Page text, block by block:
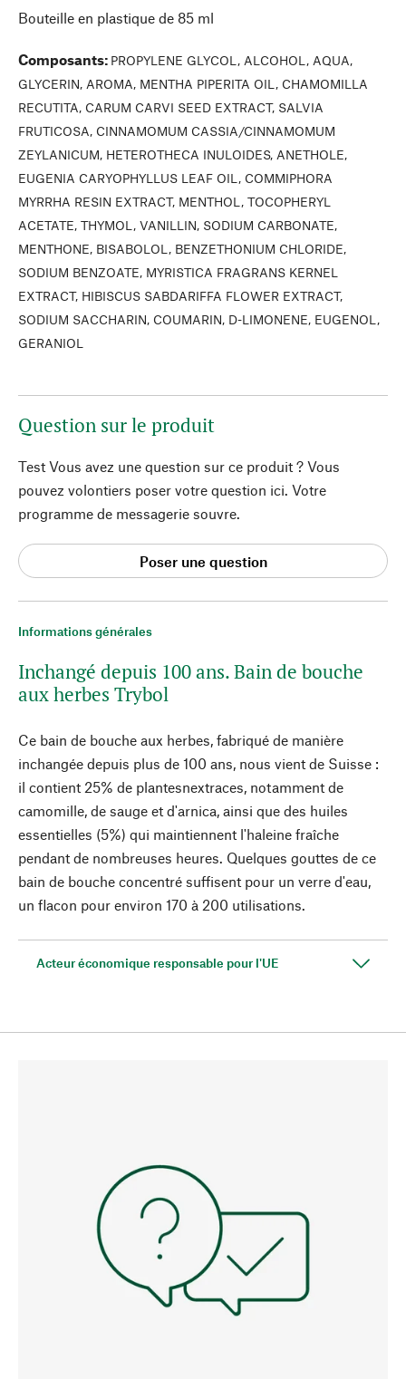
Informations générales
Inchangé depuis 100 ans. Bain de bouche
aux herbes Trybol
Ce bain de bouche aux herbes, fabriqué de manière
inchangée depuis plus de 100 ans, nous vient de Suisse :
il contient 25% de plantesnextraces, notamment de
camomille, de sauge et d'arnica, ainsi que des huiles
essentielles (5%) qui maintiennent l'haleine fraîche
pendant de nombreuses heures. Quelques gouttes de ce
bain de bouche concentré suffisent pour un verre d'eau,
un flacon pour environ 170 à 200 utilisations.
Acteur économique responsable pour l'UE
Bouteille en plastique de 85 ml
Composants: PROPYLENE GLYCOL, ALCOHOL, AQUA,
GLYCERIN, AROMA, MENTHA PIPERITA OIL, CHAMOMILLA
RECUTITA, CARUM CARVI SEED EXTRACT, SALVIA
FRUTICOSA, CINNAMOMUM CASSIA/CINNAMOMUM
ZEYLANICUM, HETEROTHECA INULOIDES, ANETHOLE,
EUGENIA CARYOPHYLLUS LEAF OIL, COMMIPHORA
MYRRHA RESIN EXTRACT, MENTHOL, TOCOPHERYL
ACETATE, THYMOL, VANILLIN, SODIUM CARBONATE,
MENTHONE, BISABOLOL, BENZETHONIUM CHLORIDE,
SODIUM BENZOATE, MYRISTICA FRAGRANS KERNEL
EXTRACT, HIBISCUS SABDARIFFA FLOWER EXTRACT,
SODIUM SACCHARIN, COUMARIN, D-LIMONENE, EUGENOL,
GERANIOL
Question sur le produit
Test Vous avez une question sur ce produit ? Vous
pouvez volontiers poser votre question ici. Votre
programme de messagerie souvre.
Poser une question